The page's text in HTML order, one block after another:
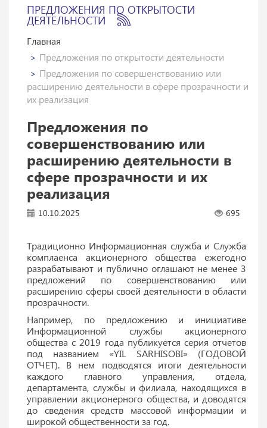
ПРЕДЛОЖЕНИЯ ПО ОТКРЫТОСТИ
ДЕЯТЕЛЬНОСТИ
Главная
Предложения по открытости деятельности
Предложения по совершенствованию или
расширению деятельности в сфере прозрачности и
их реализация
Предложения по
совершенствованию или
расширению деятельности в
сфере прозрачности и их
реализация
10.10.2025 695
Традиционно Информационная служба и Служба
комплаенса акционерного общества ежегодно
разрабатывают и публично оглашают не менее 3
предложений по совершенствованию или
расширению сферы своей деятельности в области
прозрачности.
Например, по предложению и инициативе
Информационной службы акционерного
общества с 2019 года публикуется серия отчетов
под названием «YIL SARHISOBI» (ГОДОВОЙ
ОТЧЕТ). В нем подводятся итоги деятельности
каждого главного управления, отдела,
департамента, службы и филиала, находящихся в
управлении акционерного общества, и доводятся
до сведения средств массовой информации и
широкой общественности за год.